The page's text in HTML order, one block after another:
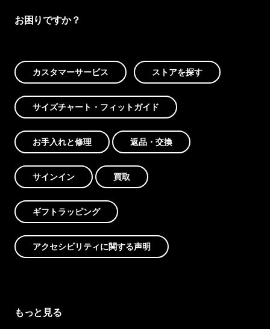
お困りですか？
カスタマーサービス ストアを探す
サイズチャート・フィットガイド
お手入れと修理 返品・交換
サインイン 買取
ギフトラッピング
アクセシビリティに関する声明
もっと見る